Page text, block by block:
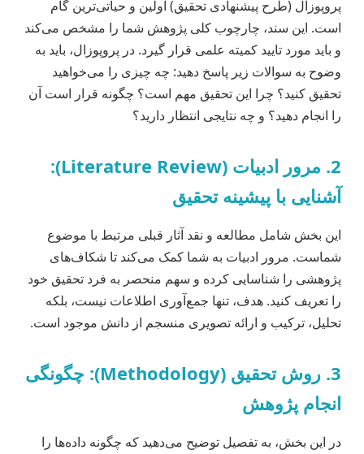
پروپوزال (طرح پیشنهادی تحقیق) اولین و حیاتی‌ترین گام
است. این سند، چارچوب کلی پژوهش شما را مشخص می‌کند
و باید مورد تایید کمیته علمی قرار گیرد. در پروپوزال، باید به
وضوح به سوالات زیر پاسخ دهید: چه چیزی را می‌خواهید
تحقیق کنید؟ چرا این تحقیق مهم است؟ چگونه قرار است آن
را انجام دهید؟ و چه نتایجی انتظار دارید؟
2. مرور ادبیات (Literature Review):
آشنایی با پیشینه تحقیق
این بخش شامل مطالعه و نقد آثار قبلی مرتبط با موضوع
شماست. مرور ادبیات به شما کمک می‌کند تا شکاف‌های
پژوهشی را شناسایی کرده و سهم منحصر به فرد تحقیق خود
را تعریف کنید. هدف، تنها جمع‌آوری اطلاعات نیست، بلکه
تحلیل، ترکیب و ارائه تصویری منسجم از دانش موجود است.
3. روش تحقیق (Methodology): چگونگی
انجام پژوهش
در این بخش، به تفصیل توضیح می‌دهید که چگونه داده‌ها را